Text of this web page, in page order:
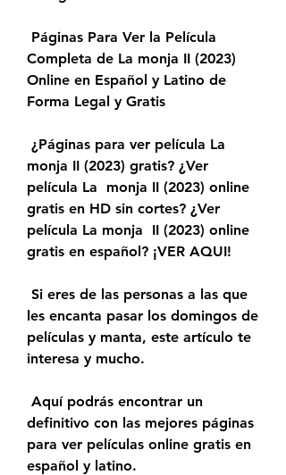
Completa de La monja II (2023)
Online en Español y Latino de
Forma Legal y Gratis
monja II (2023) gratis? ¿Ver
película La  monja II (2023) online
gratis en HD sin cortes? ¿Ver
película La monja  II (2023) online
gratis en español? ¡VER AQUI!
les encanta pasar los domingos de
películas y manta, este artículo te
interesa y mucho.
definitivo con las mejores páginas
para ver películas online gratis en
español y latino.